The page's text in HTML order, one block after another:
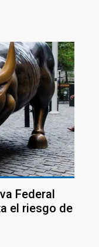
Federal
el riesgo de